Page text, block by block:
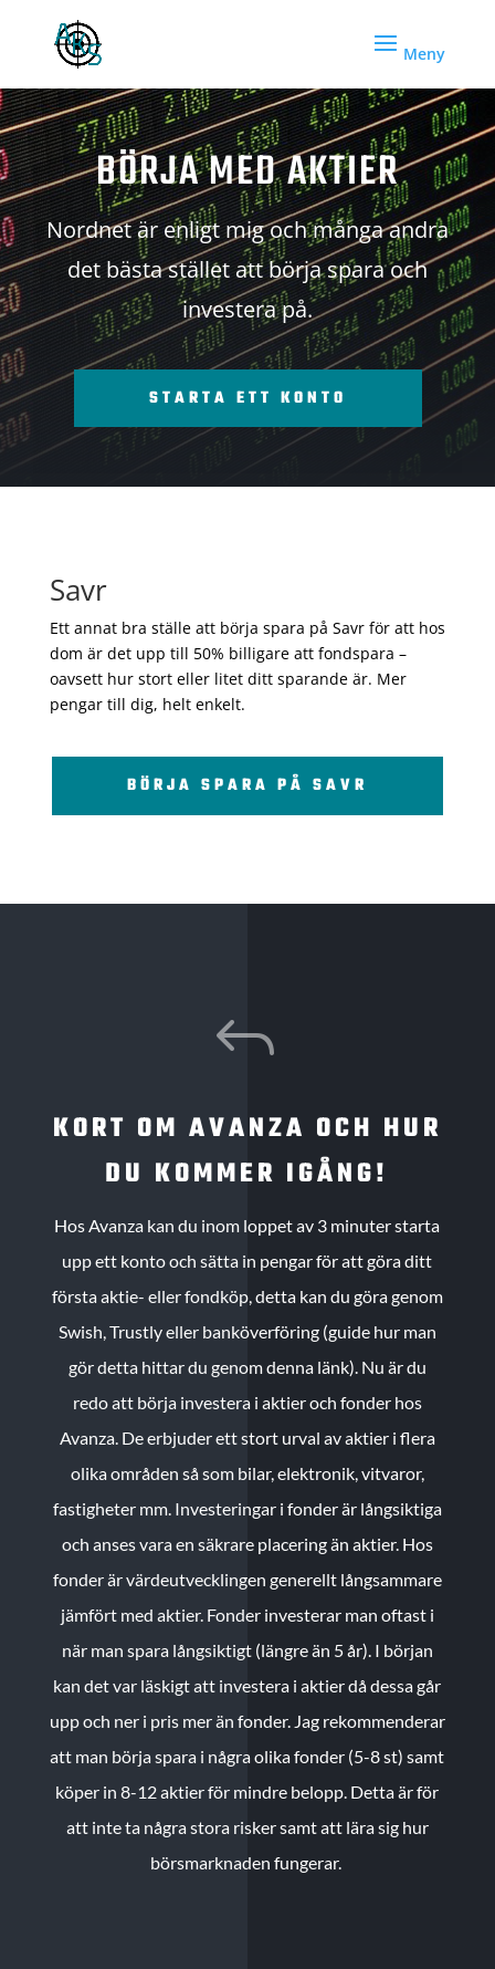
BÖRJA MED AKTIER
Nordnet är enligt mig och många andra
det bästa stället att börja spara och
investera på.
STARTA ETT KONTO
Savr
Ett annat bra ställe att börja spara på Savr för att hos
dom är det upp till 50% billigare att fondspara –
oavsett hur stort eller litet ditt sparande är. Mer
pengar till dig, helt enkelt.
BÖRJA SPARA PÅ SAVR
J
KORT OM AVANZA OCH HUR
DU KOMMER IGÅNG!
Hos Avanza kan du inom loppet av 3 minuter starta
upp ett konto och sätta in pengar för att göra ditt
första aktie- eller fondköp, detta kan du göra genom
Swish, Trustly eller banköverföring (guide hur man
gör detta hittar du genom denna länk). Nu är du
redo att börja investera i aktier och fonder hos
Avanza. De erbjuder ett stort urval av aktier i flera
olika områden så som bilar, elektronik, vitvaror,
fastigheter mm. Investeringar i fonder är långsiktiga
och anses vara en säkrare placering än aktier. Hos
fonder är värdeutvecklingen generellt långsammare
jämfört med aktier. Fonder investerar man oftast i
när man spara långsiktigt (längre än 5 år). I början
kan det var läskigt att investera i aktier då dessa går
upp och ner i pris mer än fonder. Jag rekommenderar
att man börja spara i några olika fonder (5-8 st) samt
köper in 8-12 aktier för mindre belopp. Detta är för
att inte ta några stora risker samt att lära sig hur
börsmarknaden fungerar.